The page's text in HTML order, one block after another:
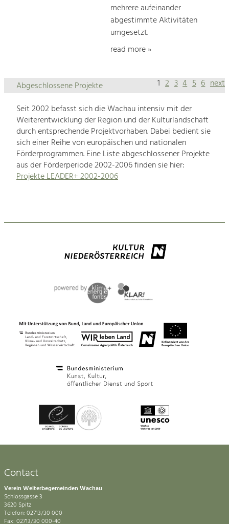
mehrere aufeinander
abgestimmte Aktivitäten
umgesetzt.
read more »
1 2 3 4 5 6 next
Abgeschlossene Projekte
Seit 2002 befasst sich die Wachau intensiv mit der
Weiterentwicklung der Region und der Kulturlandschaft
durch entsprechende Projektvorhaben. Dabei bedient sie
sich einer Reihe von europäischen und nationalen
Förderprogrammen. Eine Liste abgeschlossener Projekte
aus der Förderperiode 2002-2006 finden sie hier:
Projekte LEADER+ 2002-2006
Contact
Verein Welterbegemeinden Wachau
Schlossgasse 3
3620 Spitz
Telefon: 02713/30 000
Fax: 02713/30 000-40